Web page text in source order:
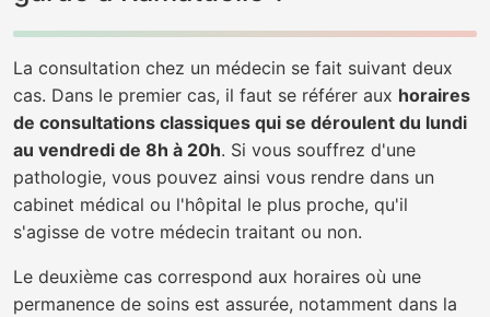
La consultation chez un médecin se fait suivant deux
cas. Dans le premier cas, il faut se référer aux horaires
de consultations classiques qui se déroulent du lundi
au vendredi de 8h à 20h. Si vous souffrez d'une
pathologie, vous pouvez ainsi vous rendre dans un
cabinet médical ou l'hôpital le plus proche, qu'il
s'agisse de votre médecin traitant ou non.
Le deuxième cas correspond aux horaires où une
permanence de soins est assurée, notamment dans la